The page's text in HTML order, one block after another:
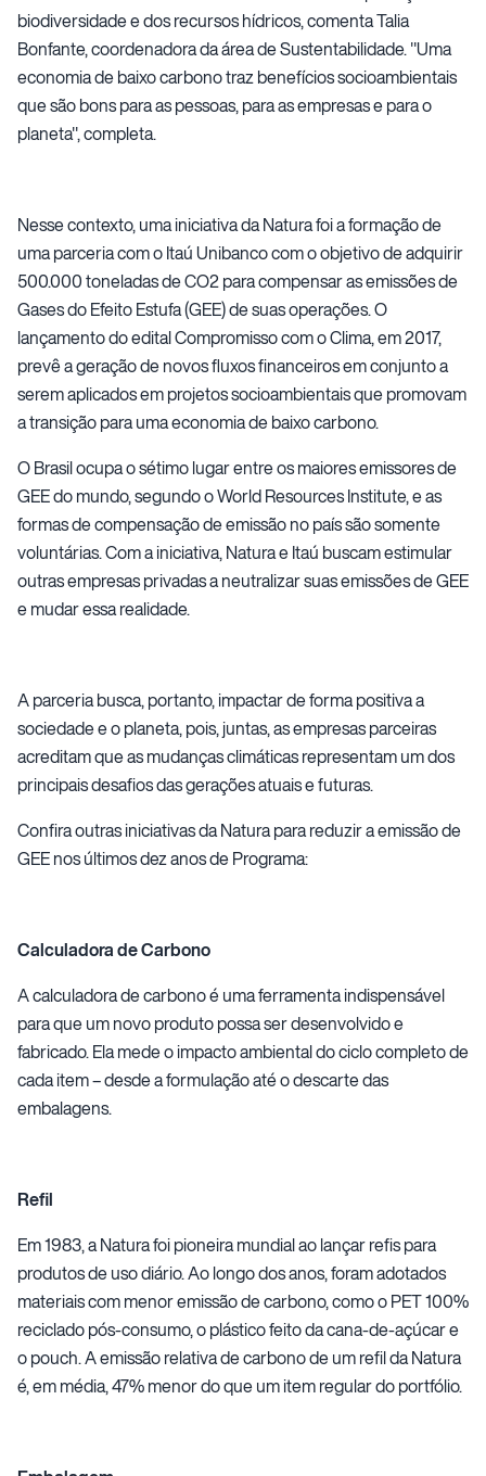
biodiversidade e dos recursos hídricos, comenta Talia
Bonfante, coordenadora da área de Sustentabilidade. "Uma
economia de baixo carbono traz benefícios socioambientais
que são bons para as pessoas, para as empresas e para o
planeta", completa.
Nesse contexto, uma iniciativa da Natura foi a formação de
uma parceria com o Itaú Unibanco com o objetivo de adquirir
500.000 toneladas de CO2 para compensar as emissões de
Gases do Efeito Estufa (GEE) de suas operações. O
lançamento do edital Compromisso com o Clima, em 2017,
prevê a geração de novos fluxos financeiros em conjunto a
serem aplicados em projetos socioambientais que promovam
a transição para uma economia de baixo carbono.
O Brasil ocupa o sétimo lugar entre os maiores emissores de
GEE do mundo, segundo o World Resources Institute, e as
formas de compensação de emissão no país são somente
voluntárias. Com a iniciativa, Natura e Itaú buscam estimular
outras empresas privadas a neutralizar suas emissões de GEE
e mudar essa realidade.
A parceria busca, portanto, impactar de forma positiva a
sociedade e o planeta, pois, juntas, as empresas parceiras
acreditam que as mudanças climáticas representam um dos
principais desafios das gerações atuais e futuras.
Confira outras iniciativas da Natura para reduzir a emissão de
GEE nos últimos dez anos de Programa:
Calculadora de Carbono
A calculadora de carbono é uma ferramenta indispensável
para que um novo produto possa ser desenvolvido e
fabricado. Ela mede o impacto ambiental do ciclo completo de
cada item – desde a formulação até o descarte das
embalagens.
Refil
Em 1983, a Natura foi pioneira mundial ao lançar refis para
produtos de uso diário. Ao longo dos anos, foram adotados
materiais com menor emissão de carbono, como o PET 100%
reciclado pós-consumo, o plástico feito da cana-de-açúcar e
o pouch. A emissão relativa de carbono de um refil da Natura
é, em média, 47% menor do que um item regular do portfólio.